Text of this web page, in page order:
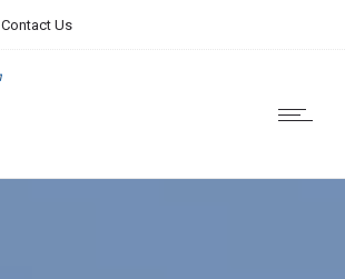
Contact Us